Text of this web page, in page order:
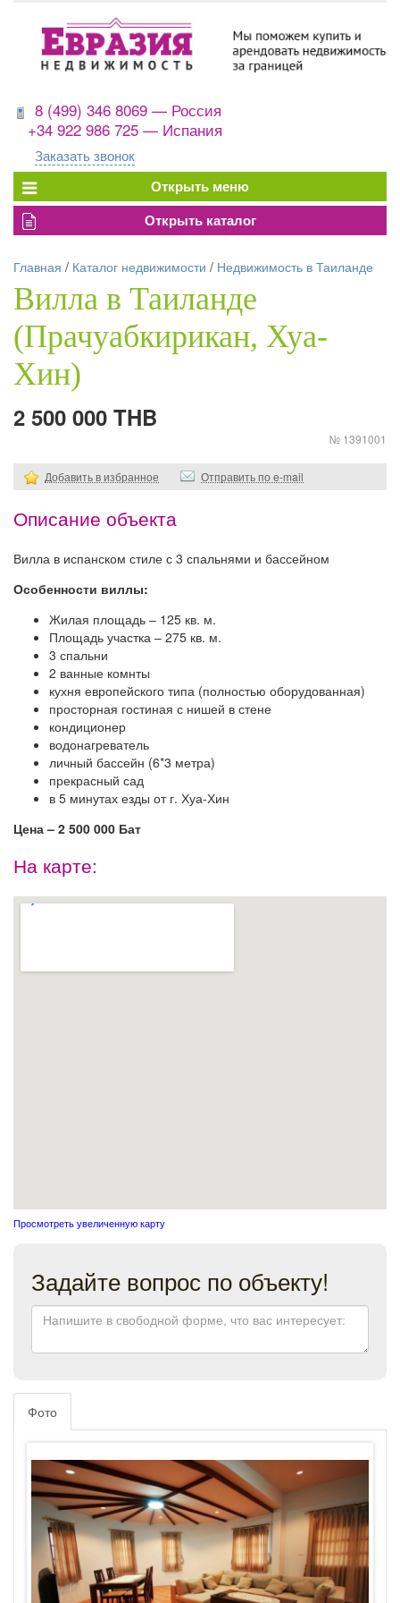
8 (499) 346 8069 — Россия
+34 922 986 725 — Испания
Заказать звонок
Главная / Каталог недвижимости / Недвижимость в Таиланде
Вилла в Таиланде
(Прачуабкирикан, Хуа-
Хин)
2 500 000 THB
№ 1391001
Добавить в избранное Отправить по e-mail
Описание объекта
Вилла в испанском стиле с 3 спальнями и бассейном
Особенности виллы:
Жилая площадь – 125 кв. м.
Площадь участка – 275 кв. м.
3 спальни
2 ванные комнты
кухня европейского типа (полностью оборудованная)
просторная гостиная с нишей в стене
кондиционер
водонагреватель
личный бассейн (6*3 метра)
прекрасный сад
в 5 минутах езды от г. Хуа-Хин
Цена – 2 500 000 Бат
На карте:
Просмотреть увеличенную карту
Задайте вопрос по объекту!
Фото